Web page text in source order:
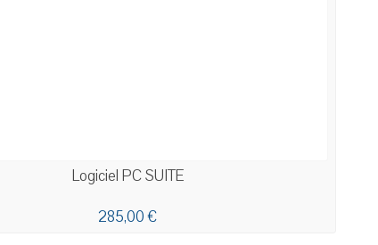
Logiciel PC SUITE
285,00 €